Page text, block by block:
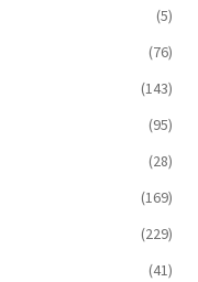
(5)
(76)
(143)
(95)
(28)
(169)
(229)
(41)